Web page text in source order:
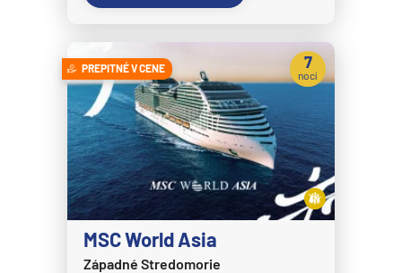
PREPITNÉ V CENE
MSC World Asia
Západné Stredomorie
7
nocí